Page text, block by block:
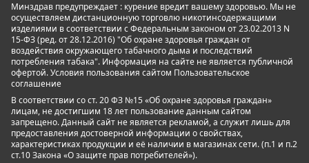
Минздрав предупреждает : курение вредит вашему здоровью. Мы не
осуществляем дистанционную торговлю никотинсодержащими
изделиями в соответствии с Федеральным законом от 23.02.2013 N
15-ФЗ (ред. от 28.12.2016) "Об охране здоровья граждан от
воздействия окружающего табачного дыма и последствий
потребления табака". Информация на сайте не является публичной
офертой. Условия пользования сайтом Пользовательское
соглашение
В соответствии со ст. 20 ФЗ №15 «Об охране здоровья граждан»
лицам, не достигшим 18 лет пользование данным сайтом
запрещено. Данный сайт не является рекламой, а служит лишь для
предоставления достоверной информации о свойствах,
характеристиках продукции и её наличии в магазинах сети. (п.1 и п.2
ст.10 Закона «О защите прав потребителей»).